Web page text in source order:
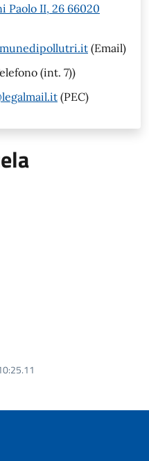
Paolo II, 26 66020
(Email)
(int. 7))
(PEC)